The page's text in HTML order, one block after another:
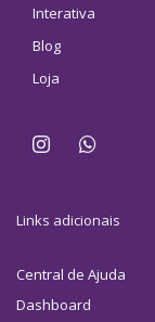
Interativa
Blog
Loja
Links adicionais
Central de Ajuda
Dashboard